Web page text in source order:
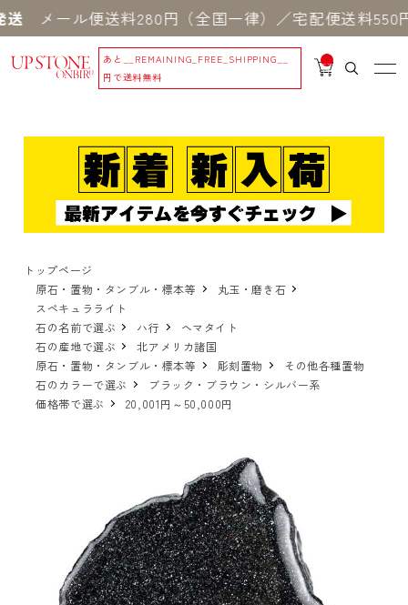
ル便送料280円（全国一律）／宅配便送料550円 ※
あと
__REMAINING_FREE_SHIPPING__
円で送料無料
__
IT
_
トップページ
原石・置物・タンブル・標本等
丸玉・磨き石
スペキュラライト
石の名前で選ぶ
ハ行
ヘマタイト
石の産地で選ぶ
北アメリカ諸国
原石・置物・タンブル・標本等
彫刻置物
その他各種置物
石のカラーで選ぶ
ブラック・ブラウン・シルバー系
価格帯で選ぶ
20,001円～50,000円